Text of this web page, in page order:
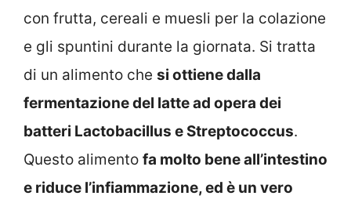
con frutta, cereali e muesli per la colazione
e gli spuntini durante la giornata. Si tratta
di un alimento che si ottiene dalla
fermentazione del latte ad opera dei
batteri Lactobacillus e Streptococcus.
Questo alimento fa molto bene all’intestino
e riduce l’infiammazione, ed è un vero